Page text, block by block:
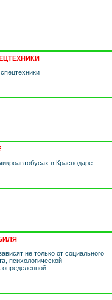
в Краснодаре
не только от социального
психологической
определенной